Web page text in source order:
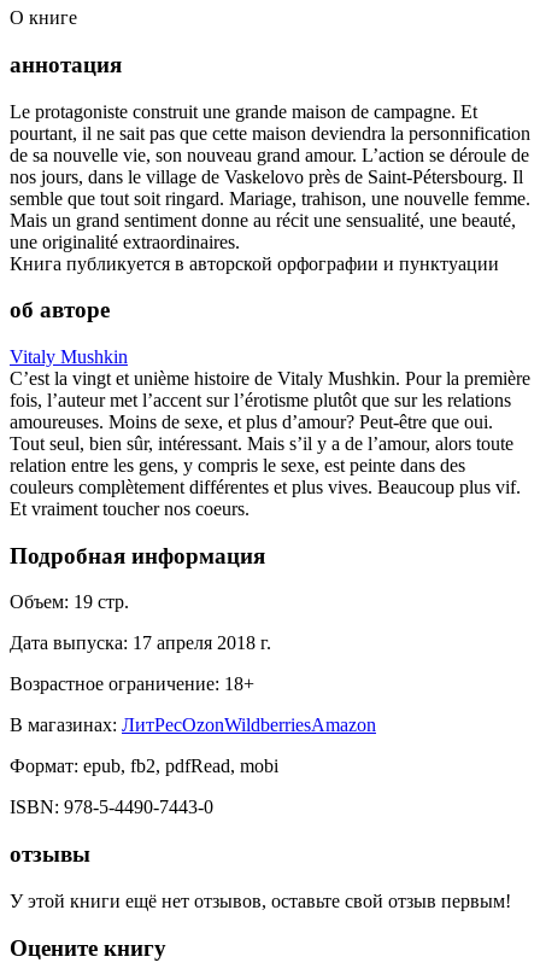
О книге
аннотация
Le protagoniste construit une grande maison de campagne. Et
pourtant, il ne sait pas que cette maison deviendra la personnification
de sa nouvelle vie, son nouveau grand amour. L’action se déroule de
nos jours, dans le village de Vaskelovo près de Saint-Pétersbourg. Il
semble que tout soit ringard. Mariage, trahison, une nouvelle femme.
Mais un grand sentiment donne au récit une sensualité, une beauté,
une originalité extraordinaires.
Книга публикуется в авторской орфографии и пунктуации
об авторе
Vitaly Mushkin
C’est la vingt et unième histoire de Vitaly Mushkin. Pour la première
fois, l’auteur met l’accent sur l’érotisme plutôt que sur les relations
amoureuses. Moins de sexe, et plus d’amour? Peut-être que oui.
Tout seul, bien sûr, intéressant. Mais s’il y a de l’amour, alors toute
relation entre les gens, y compris le sexe, est peinte dans des
couleurs complètement différentes et plus vives. Beaucoup plus vif.
Et vraiment toucher nos coeurs.
Подробная информация
Объем: 19 стр.
Дата выпуска: 17 апреля 2018 г.
Возрастное ограничение: 18+
В магазинах: ЛитРесOzonWildberriesAmazon
Формат: epub, fb2, pdfRead, mobi
ISBN: 978-5-4490-7443-0
отзывы
У этой книги ещё нет отзывов, оставьте свой отзыв первым!
Оцените книгу